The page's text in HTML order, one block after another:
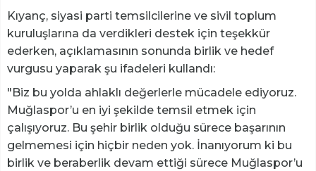
Kıyanç, siyasi parti temsilcilerine ve sivil toplum
kuruluşlarına da verdikleri destek için teşekkür
ederken, açıklamasının sonunda birlik ve hedef
vurgusu yaparak şu ifadeleri kullandı:
"Biz bu yolda ahlaklı değerlerle mücadele ediyoruz.
Muğlaspor’u en iyi şekilde temsil etmek için
çalışıyoruz. Bu şehir birlik olduğu sürece başarının
gelmemesi için hiçbir neden yok. İnanıyorum ki bu
birlik ve beraberlik devam ettiği sürece Muğlaspor’u